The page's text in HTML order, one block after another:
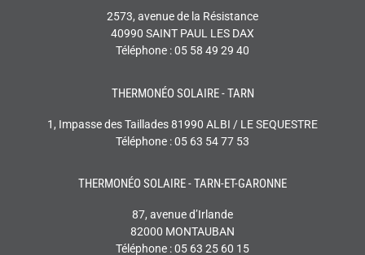
2573, avenue de la Résistance
40990 SAINT PAUL LES DAX
Téléphone : 05 58 49 29 40
THERMONÉO SOLAIRE - TARN
1, Impasse des Taillades 81990 ALBI / LE SEQUESTRE
Téléphone : 05 63 54 77 53
THERMONÉO SOLAIRE - TARN-ET-GARONNE
87, avenue d’Irlande
82000 MONTAUBAN
Téléphone : 05 63 25 60 15